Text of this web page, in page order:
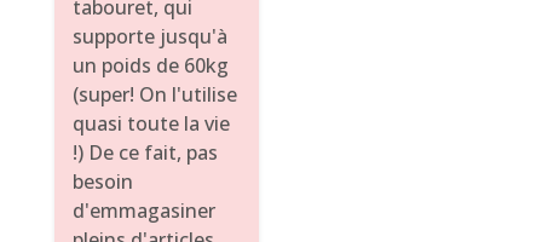
tabouret, qui
supporte jusqu'à
un poids de 60kg
(super! On l'utilise
quasi toute la vie
!) De ce fait, pas
besoin
d'emmagasiner